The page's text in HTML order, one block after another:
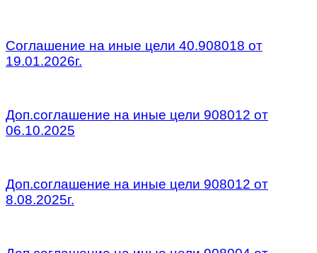
Соглашение на иные цели 40.908018 от
19.01.2026г.
Доп.соглашение на иные цели 908012 от
06.10.2025
Доп.соглашение на иные цели 908012 от
8.08.2025г.